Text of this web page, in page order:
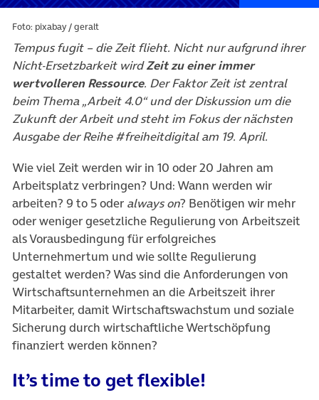
Foto: pixabay / geralt
Tempus fugit – die Zeit flieht. Nicht nur aufgrund ihrer
Nicht-Ersetzbarkeit wirdZeit zu einer immer
wertvolleren Ressource. Der Faktor Zeit ist zentral
beim Thema „Arbeit 4.0“ und der Diskussion um die
Zukunft der Arbeit und steht im Fokus der nächsten
Ausgabe der Reihe #freiheitdigital am 19. April.
Wie viel Zeit werden wir in 10 oder 20 Jahren am
Arbeitsplatz verbringen? Und: Wann werden wir
arbeiten? 9 to 5 oder always on? Benötigen wir mehr
oder weniger gesetzliche Regulierung von Arbeitszeit
als Vorausbedingung für erfolgreiches
Unternehmertum und wie sollte Regulierung
gestaltet werden? Was sind die Anforderungen von
Wirtschaftsunternehmen an die Arbeitszeit ihrer
Mitarbeiter, damit Wirtschaftswachstum und soziale
Sicherung durch wirtschaftliche Wertschöpfung
finanziert werden können?
It’s time to get flexible!